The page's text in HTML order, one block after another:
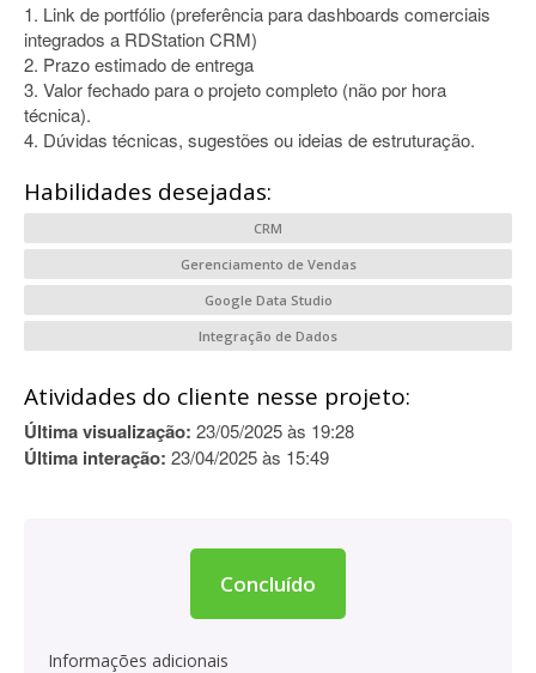
1. Link de portfólio (preferência para dashboards comerciais
integrados a RDStation CRM)
2. Prazo estimado de entrega
3. Valor fechado para o projeto completo (não por hora
técnica).
4. Dúvidas técnicas, sugestões ou ideias de estruturação.
Habilidades desejadas:
CRM
Gerenciamento de Vendas
Google Data Studio
Integração de Dados
Atividades do cliente nesse projeto:
Última visualização: 23/05/2025 às 19:28
Última interação: 23/04/2025 às 15:49
Concluído
Informações adicionais